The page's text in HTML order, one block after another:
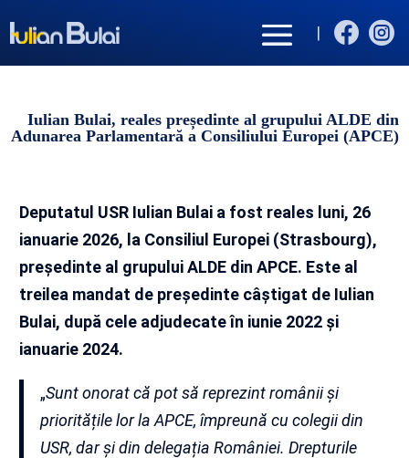
|  
Iulian Bulai, reales președinte al grupului ALDE din
Adunarea Parlamentară a Consiliului Europei (APCE)
Deputatul USR Iulian Bulai a fost reales luni, 26
ianuarie 2026, la Consiliul Europei (Strasbourg),
președinte al grupului ALDE din APCE. Este al
treilea mandat de președinte câștigat de Iulian
Bulai, după cele adjudecate în iunie 2022 și
ianuarie 2024.
„Sunt onorat că pot să reprezint românii și
prioritățile lor la APCE, împreună cu colegii din
USR, dar și din delegația României. Drepturile